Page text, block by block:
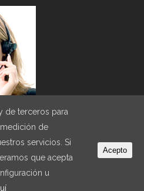
|Política de privacidad
de terceros para
de
servicios. Si
que acepta
u
Acepto